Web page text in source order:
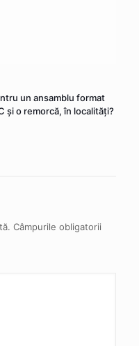
un ansamblu format
şi o remorcă, în localităţi?
Câmpurile obligatorii